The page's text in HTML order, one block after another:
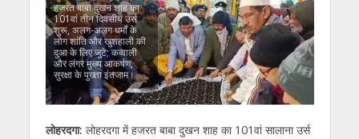
हजरत बाबा दुखन शाह का
101वां तीन दिवसीय उर्स
शुरू, अलग-अलग धर्मों के
लोग शांति और खुशहाली की
दुआ के लिए जुटे; कव्वाली
और लंगर मुख्य आकर्षण,
सुरक्षा के पुख्ता इंतजाम।
लोहरदगा: लोहरदगा में हजरत बाबा दुखन शाह का 101वां सालाना उर्स